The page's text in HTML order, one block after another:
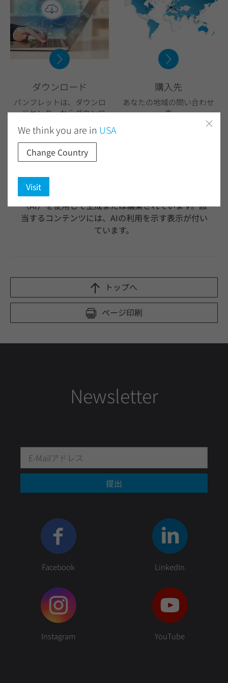
ダウンロード
パンフレットは、ダウンロ
ードセンターからダウンロ
購入先
あなたの地域の問い合わせ
先
画像および動画は、一部または全部が人工知能
（AI）を使用して生成または編集されています。該
当するコンテンツには、AIの利用を示す表示が付い
ています。
ページ印刷
トップへ
Newsletter
提出
Facebook LinkedIn
Instagram YouTube
We think you are in USA
Change Country
Visit